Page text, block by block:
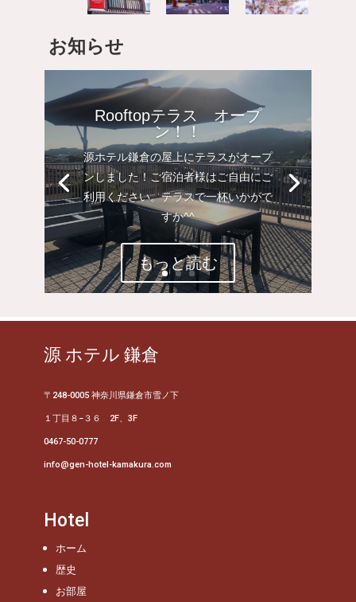
お知らせ
Rooftopテラス オープ
ン！！
源ホテル鎌倉の屋上にテラスがオープ
ンしました！ご宿泊者様はご自由にご
利用ください。テラスで一杯いかがで
すか^^
もっと読む
源 ホテル 鎌倉
〒248-0005 神奈川県鎌倉市雪ノ下
１丁目８−３６ 2F、3F
0467-50-0777
info@gen-hotel-kamakura.com
Hotel
ホーム
歴史
お部屋